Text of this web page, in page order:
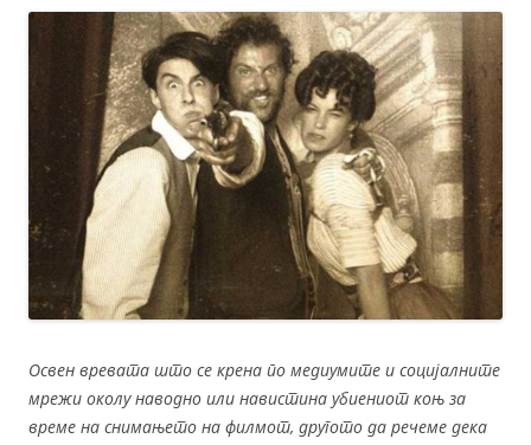
Освен вревата што се крена по медиумите и социјалните
мрежи околу наводно или навистина убиениот коњ за
време на снимањето на филмот, другото да речеме дека